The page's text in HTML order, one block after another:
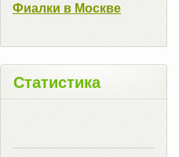
Фиалки в Москве
Статистика